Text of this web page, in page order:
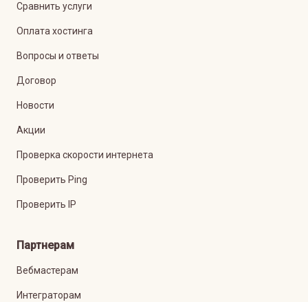
Сравнить услуги
Оплата хостинга
Вопросы и ответы
Договор
Новости
Акции
Проверка скорости интернета
Проверить Ping
Проверить IP
Партнерам
Вебмастерам
Интеграторам